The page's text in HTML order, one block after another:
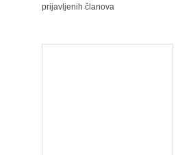
prijavljenih članova